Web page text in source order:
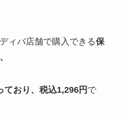
ィバ店舗で購入できる保
ており、税込1,296円 で